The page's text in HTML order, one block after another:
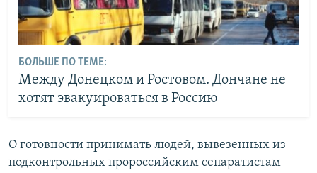
БОЛЬШЕ ПО ТЕМЕ:
Между Донецком и Ростовом. Дончане не
хотят эвакуироваться в Россию
О готовности принимать людей, вывезенных из
подконтрольных пророссийским сепаратистам